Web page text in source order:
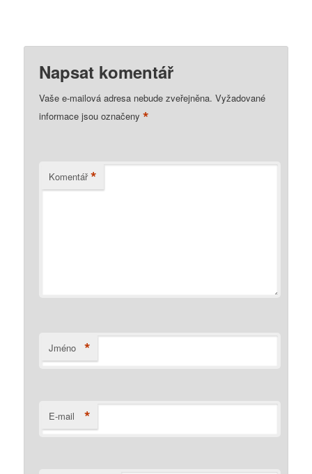
Napsat komentář
Vaše e-mailová adresa nebude zveřejněna. Vyžadované
informace jsou označeny*
Komentář *
Jméno *
E-mail *